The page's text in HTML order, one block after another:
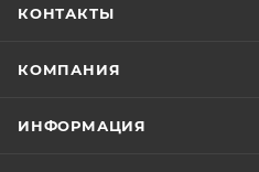
КОНТАКТЫ
КОМПАНИЯ
ИНФОРМАЦИЯ